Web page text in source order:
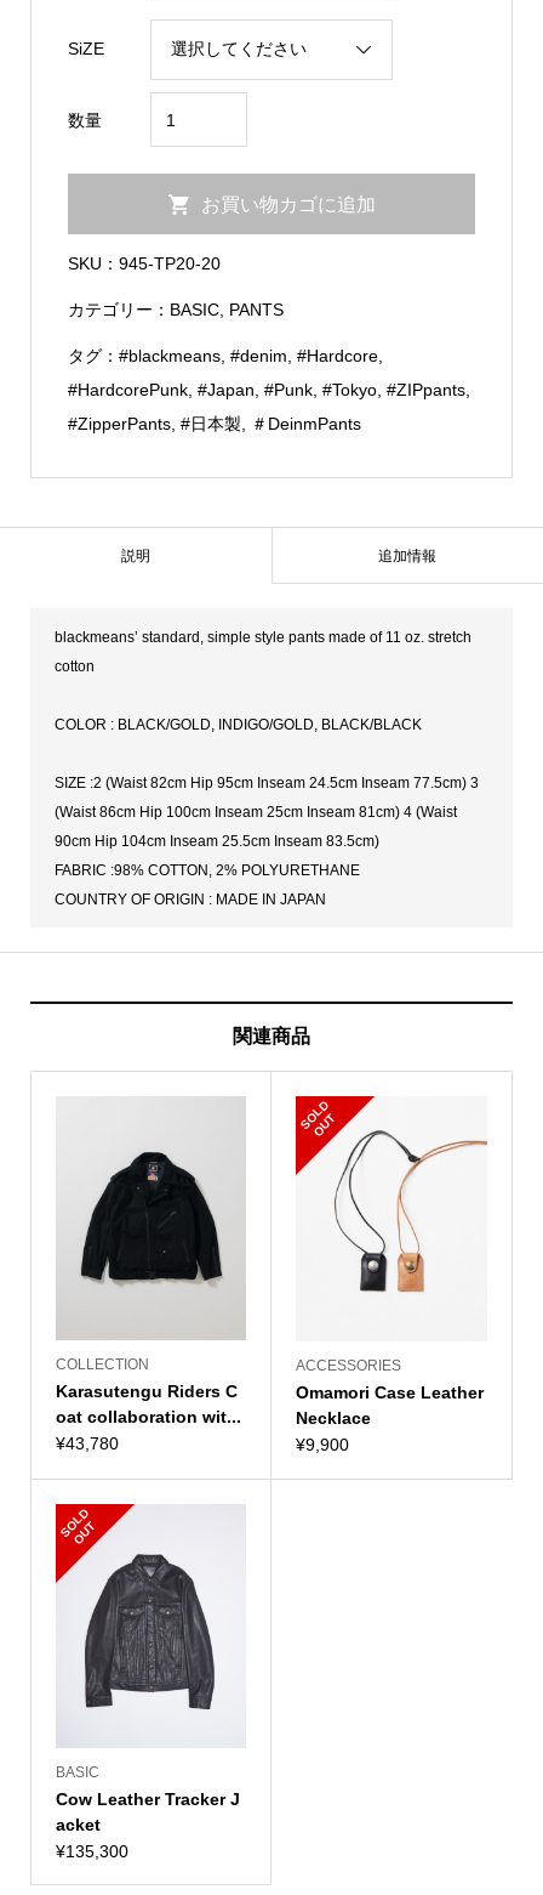
SiZE
数量
Denim
Stretch
Slim
お買い物カゴに追加
SKU： 945-TP20-20
カテゴリー： BASIC, PANTS
タグ： #blackmeans, #denim #Hardcore,
#HardcorePunk, #Japan #Punk, #Tokyo, #ZIPpants,
#ZipperPants, #日本製 ＃DeinmPants
説明 追加情報
blackmeans’ standard, simple style pants made of 11 oz. stretch
cotton
COLOR : BLACK/GOLD, INDIGO/GOLD, BLACK/BLACK
SIZE :2 (Waist 82cm Hip 95cm Inseam 24.5cm Inseam 77.5cm) 3
(Waist 86cm Hip 100cm Inseam 25cm Inseam 81cm) 4 (Waist
90cm Hip 104cm Inseam 25.5cm Inseam 83.5cm)
FABRIC :98% COTTON, 2% POLYURETHANE
COUNTRY OF ORIGIN : MADE IN JAPAN
関連商品
COLLECTION
Karasutengu Riders C
oat collaboration wit...
¥43,780
S
O
L
D
O
U
T
ACCESSORIES
Omamori Case Leather
Necklace
¥9,900
S
O
L
D
O
U
T
BASIC
Cow Leather Tracker J
acket
¥135,300